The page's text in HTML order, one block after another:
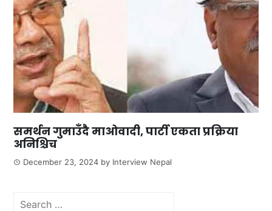
समर्थन गुमाउँदै माओवादी, पार्टी एकता प्रक्रिया
अनिश्चिच
December 23, 2024 by Interview Nepal
Search